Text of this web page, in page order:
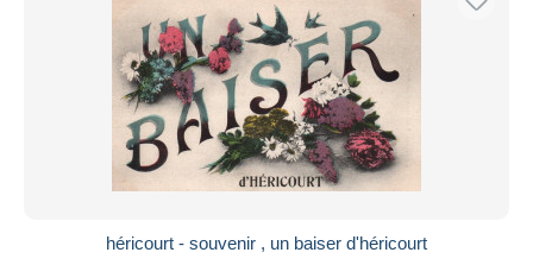
héricourt - souvenir , un baiser d'héricourt